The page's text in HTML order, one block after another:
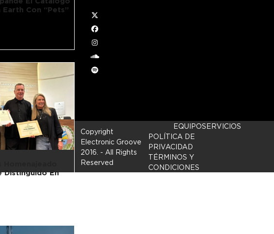
Con “Pets”
Distinguido En
Twitter
Facebook
Instagram
soundcloud
Spotify
Copyright
Electronic Groove
2016. - All Rights
Reserved
EQUIPOSERVICIOS
POLÍTICA DE
PRIVACIDAD
TÉRMINOS Y
CONDICIONES